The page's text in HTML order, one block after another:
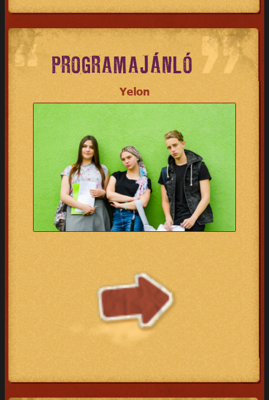
PROGRAMAJÁNLÓ
Yelon